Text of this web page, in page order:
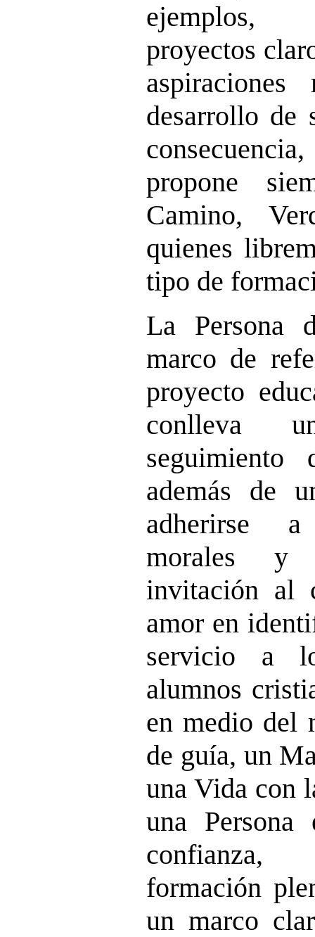
ejemplos,
proyectos
desarrollo de
propone
Camino,
quienes
tipo de
La Persona
marco de
proyecto
conlleva
además de
adherirse a
morales y
invitación al
amor en
servicio a
alumnos
en medio del
de guía, un
una Vida con
una
formación
un marco